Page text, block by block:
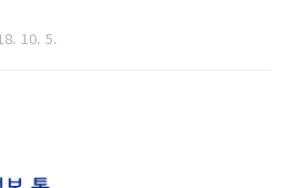
10. 5.